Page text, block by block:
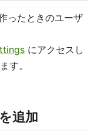
ったときのユーザ
にアクセスし
す。
追加